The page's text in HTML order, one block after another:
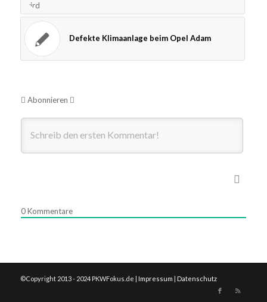
Defekte Klimaanlage beim Opel Adam
Abonnieren
0Kommentare
©Copyright 2013 - 2024 PKWFokus.de | Impressum Datenschutz